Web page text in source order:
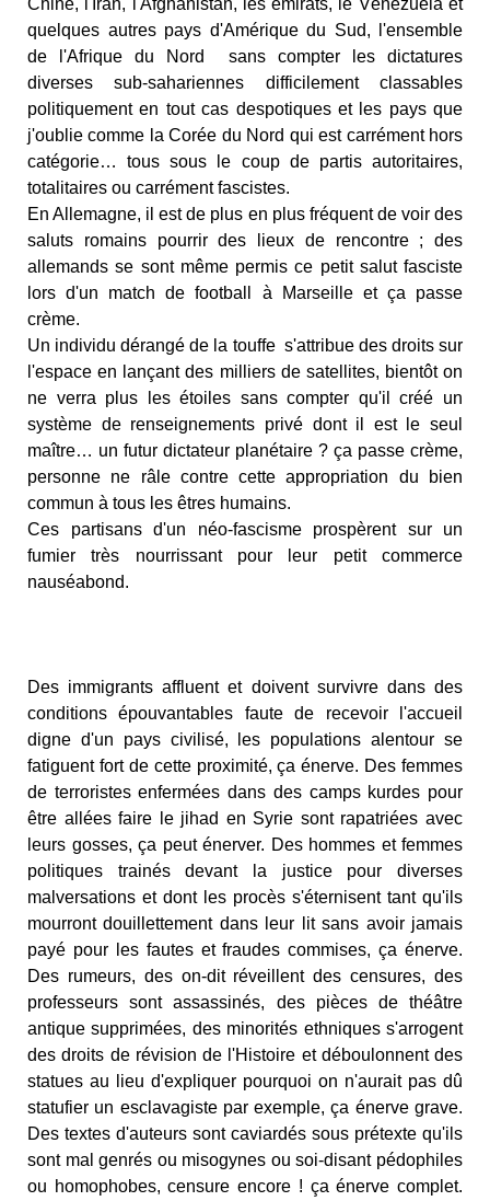
Chine, l'Iran, l'Afghanistan, les émirats, le Vénézuela et
quelques autres pays d'Amérique du Sud, l'ensemble
de l'Afrique du Nord sans compter les dictatures
diverses sub-sahariennes difficilement classables
politiquement en tout cas despotiques et les pays que
j'oublie comme la Corée du Nord qui est carrément hors
catégorie… tous sous le coup de partis autoritaires,
totalitaires ou carrément fascistes.
En Allemagne, il est de plus en plus fréquent de voir des
saluts romains pourrir des lieux de rencontre ; des
allemands se sont même permis ce petit salut fasciste
lors d'un match de football à Marseille et ça passe
crème.
Un individu dérangé de la touffe s'attribue des droits sur
l'espace en lançant des milliers de satellites, bientôt on
ne verra plus les étoiles sans compter qu'il créé un
système de renseignements privé dont il est le seul
maître… un futur dictateur planétaire ? ça passe crème,
personne ne râle contre cette appropriation du bien
commun à tous les êtres humains.
Ces partisans d'un néo-fascisme prospèrent sur un
fumier très nourrissant pour leur petit commerce
nauséabond.
Des immigrants affluent et doivent survivre dans des
conditions épouvantables faute de recevoir l'accueil
digne d'un pays civilisé, les populations alentour se
fatiguent fort de cette proximité, ça énerve. Des femmes
de terroristes enfermées dans des camps kurdes pour
être allées faire le jihad en Syrie sont rapatriées avec
leurs gosses, ça peut énerver. Des hommes et femmes
politiques trainés devant la justice pour diverses
malversations et dont les procès s'éternisent tant qu'ils
mourront douillettement dans leur lit sans avoir jamais
payé pour les fautes et fraudes commises, ça énerve.
Des rumeurs, des on-dit réveillent des censures, des
professeurs sont assassinés, des pièces de théâtre
antique supprimées, des minorités ethniques s'arrogent
des droits de révision de l'Histoire et déboulonnent des
statues au lieu d'expliquer pourquoi on n'aurait pas dû
statufier un esclavagiste par exemple, ça énerve grave.
Des textes d'auteurs sont caviardés sous prétexte qu'ils
sont mal genrés ou misogynes ou soi-disant pédophiles
ou homophobes, censure encore ! ça énerve complet.